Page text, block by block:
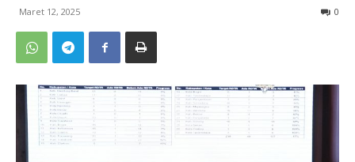
Maret 12, 2025 0